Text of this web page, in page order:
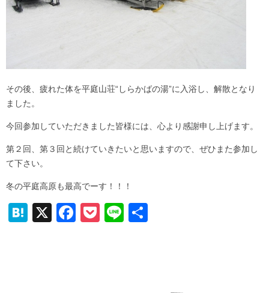
その後、疲れた体を平庭山荘“しらかばの湯”に入浴し、解散となり
ました。
今回参加していただきました皆様には、心より感謝申し上げます。
第２回、第３回と続けていきたいと思いますので、ぜひまた参加し
て下さい。
冬の平庭高原も最高でーす！！！
H
X
F
P
Li